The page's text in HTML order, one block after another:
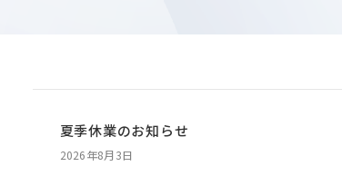
夏季休業のお知らせ
2026年8月3日